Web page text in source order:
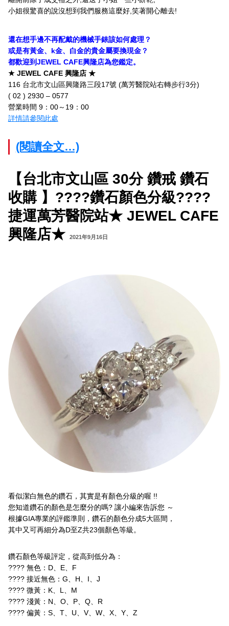
小姐很驚喜的說沒想到我們服務這麼好,笑著開心離去!
還在想手邊不再配戴的機械手錶該如何處理？
或是有黃金、k金、白金的貴金屬要換現金？
都歡迎到JEWEL CAFE興隆店為您鑑定。
★ JEWEL CAFE 興隆店 ★
116 台北市文山區興隆路三段17號 (萬芳醫院站右轉步行3分)
( 02 ) 2930 – 0577
營業時間 9：00～19：00
詳情請參閱此處
(閱讀全文…)
【台北市文山區 30分 鑽戒 鑽石
收購 】????鑽石顏色分級????
捷運萬芳醫院站★ JEWEL CAFE
興隆店★
2021年9月16日
看似潔白無色的鑽石，其實是有顏色分級的喔 !!
您知道鑽石的顏色是怎麼分的嗎? 讓小編來告訴您 ～
根據GIA專業的評鑑準則，鑽石的顏色分成5大區間，
其中又可再細分為D至Z共23個顏色等級。
鑽石顏色等級評定，從高到低分為：
???? 無色：D、E、F
???? 接近無色：G、H、I、J
???? 微黃：K、L、M
???? 淺黃：N、O、P、Q、R
???? 偏黃：S、T、U、V、W、X、Y、Z